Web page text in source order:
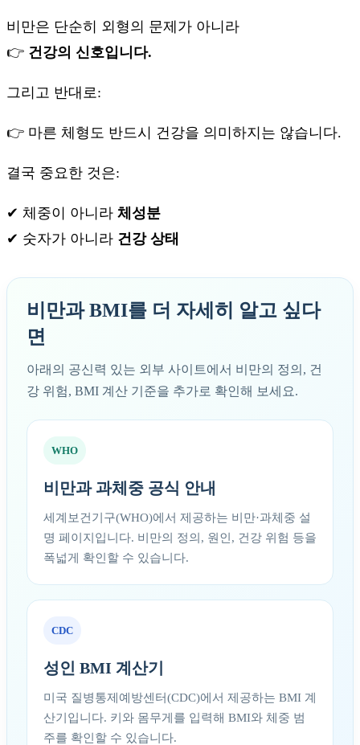
비만은 단순히 외형의 문제가 아니라
👉 건강의 신호입니다.
그리고 반대로:
👉 마른 체형도 반드시 건강을 의미하지는 않습니다.
결국 중요한 것은:
✔ 체중이 아니라 체성분
✔ 숫자가 아니라 건강 상태
비만과 BMI를 더 자세히 알고 싶다
면
아래의 공신력 있는 외부 사이트에서 비만의 정의, 건
강 위험, BMI 계산 기준을 추가로 확인해 보세요.
WHO
비만과 과체중 공식 안내
세계보건기구(WHO)에서 제공하는 비만·과체중 설
명 페이지입니다. 비만의 정의, 원인, 건강 위험 등을
폭넓게 확인할 수 있습니다.
CDC
성인 BMI 계산기
미국 질병통제예방센터(CDC)에서 제공하는 BMI 계
산기입니다. 키와 몸무게를 입력해 BMI와 체중 범
주를 확인할 수 있습니다.